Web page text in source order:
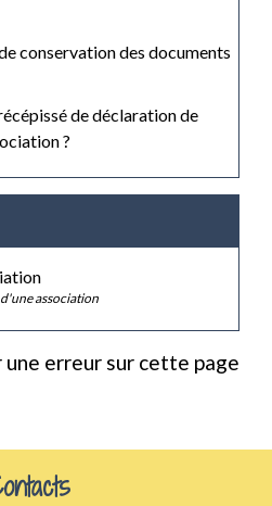
conservation des documents
de déclaration de
?
association
une erreur sur cette page